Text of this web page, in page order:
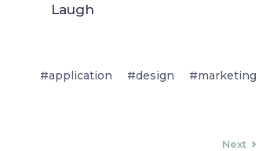
Laugh
application design marketing
Next